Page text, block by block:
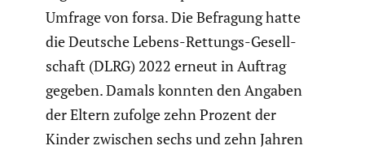
Umfrage von forsa. Die Befragung hatte
die Deutsche Lebens-Rettungs-Gesell­
schaft (DLRG) 2022 erneut in Auftrag
gegeben. Damals konnten den Angaben
der Eltern zufolge zehn Prozent der
Kinder zwischen sechs und zehn Jahren